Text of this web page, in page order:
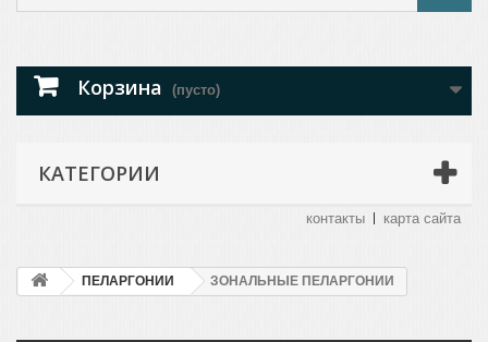
Корзина (пусто)
КАТЕГОРИИ
контакты карта сайта
ПЕЛАРГОНИИ ЗОНАЛЬНЫЕ ПЕЛАРГОНИИ